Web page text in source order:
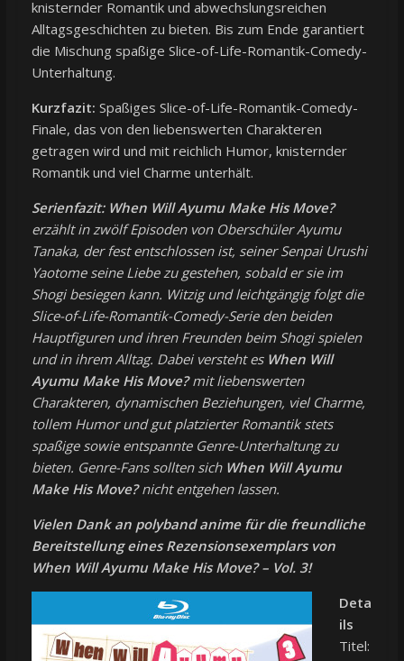
knisternder Romantik und abwechslungsreichen
Alltagsgeschichten zu bieten. Bis zum Ende garantiert
die Mischung spaßige Slice-of-Life-Romantik-Comedy-
Unterhaltung.
Kurzfazit: Spaßiges Slice-of-Life-Romantik-Comedy-
Finale, das von den liebenswerten Charakteren
getragen wird und mit reichlich Humor, knisternder
Romantik und viel Charme unterhält.
Serienfazit: When Will Ayumu Make His Move?
erzählt in zwölf Episoden von Oberschüler Ayumu
Tanaka, der fest entschlossen ist, seiner Senpai Urushi
Yaotome seine Liebe zu gestehen, sobald er sie im
Shogi besiegen kann. Witzig und leichtgängig folgt die
Slice-of-Life-Romantik-Comedy-Serie den beiden
Hauptfiguren und ihren Freunden beim Shogi spielen
und in ihrem Alltag. Dabei versteht es When Will
Ayumu Make His Move?mit liebenswerten
Charakteren, dynamischen Beziehungen, viel Charme,
tollem Humor und gut platzierter Romantik stets
spaßige sowie entspannte Genre-Unterhaltung zu
bieten. Genre-Fans sollten sich When Will Ayumu
Make His Move?nicht entgehen lassen.
Vielen Dank an polyband anime für die freundliche
Bereitstellung eines Rezensionsexemplars von
When Will Ayumu Make His Move? – Vol. 3!
Deta
ils
Titel: